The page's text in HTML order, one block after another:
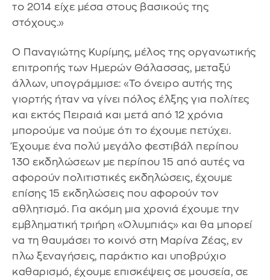
το 2014 είχε μέσα στους βασικούς της
στόχους.»
Ο Παναγιώτης Κυρίμης, μέλος της οργανωτικής
επιτροπής των Ημερών Θάλασσας, μεταξύ
άλλων, υπογράμμισε: «Το όνειρο αυτής της
γιορτής ήταν να γίνει πόλος έλξης για πολίτες
και εκτός Πειραιά και μετά από 12 χρόνια
μπορούμε να πούμε ότι το έχουμε πετύχει.
Έχουμε ένα πολύ μεγάλο φεστιβάλ περίπου
130 εκδηλώσεων με περίπου 15 από αυτές να
αφορούν πολιτιστικές εκδηλώσεις, έχουμε
επίσης 15 εκδηλώσεις που αφορούν τον
αθλητισμό. Για ακόμη μια χρονιά έχουμε την
εμβληματική τριήρη «Ολυμπιάς» και θα μπορεί
να τη θαυμάσει το κοινό στη Μαρίνα Ζέας, εν
πλω ξεναγήσεις, παράκτιο και υποβρύχιο
καθαρισμό, έχουμε επισκέψεις σε μουσεία, σε